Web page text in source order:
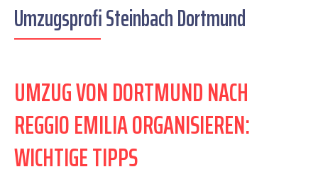
Umzugsprofi Steinbach Dortmund
UMZUG VON DORTMUND NACH
REGGIO EMILIA ORGANISIEREN:
WICHTIGE TIPPS